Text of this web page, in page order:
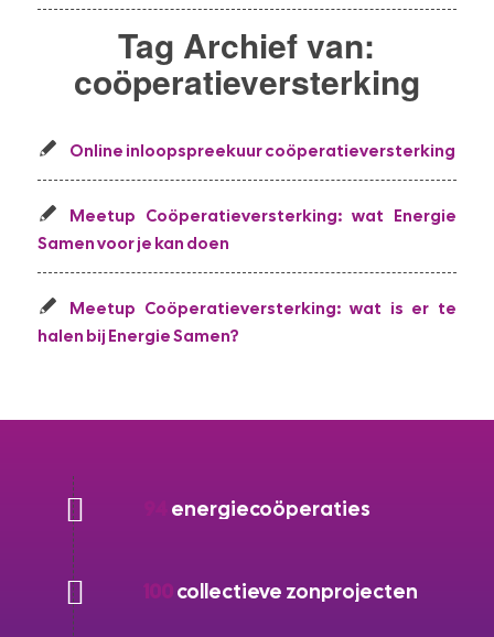
Tag Archief van:
coöperatieversterking
Online inloopspreekuur coöperatieversterking
Meetup Coöperatieversterking: wat Energie
Samen voor je kan doen
Meetup Coöperatieversterking: wat is er te
halen bij Energie Samen?
energiecoöperaties
100collectieve zonprojecten